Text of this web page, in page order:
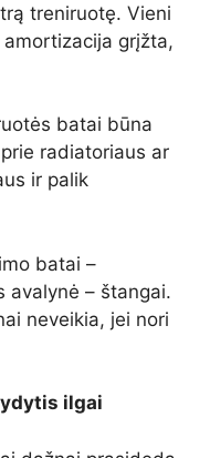
treniruotę. Vieni
amortizacija grįžta,
batai būna
radiatoriaus ar
ir palik
batai –
avalynė – štangai.
neveikia, jei nori
ilgai